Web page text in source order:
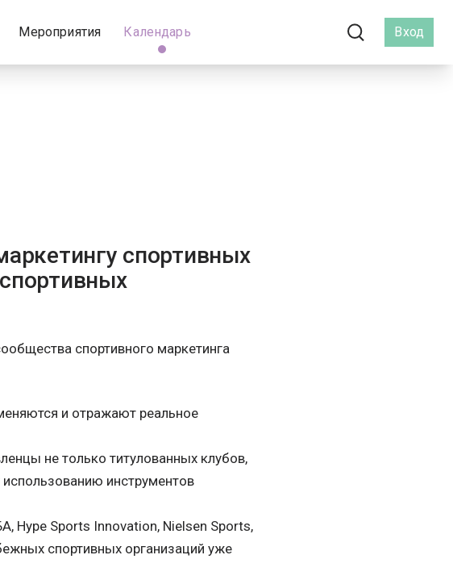
Мероприятия Календарь Вход
спортивных
спортивного маркетинга
и отражают реальное
не только титулованных клубов,
инструментов
Hype Sports Innovation, Nielsen Sports,
спортивных организаций уже